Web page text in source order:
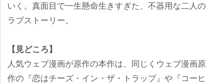
いく。真面目で一生懸命生きすぎた、不器用な二人の
ラブストーリー。
【見どころ】
人気ウェブ漫画が原作の本作は、同じくウェブ漫画原
作の『恋はチーズ・イン・ザ・トラップ』や『コーヒ